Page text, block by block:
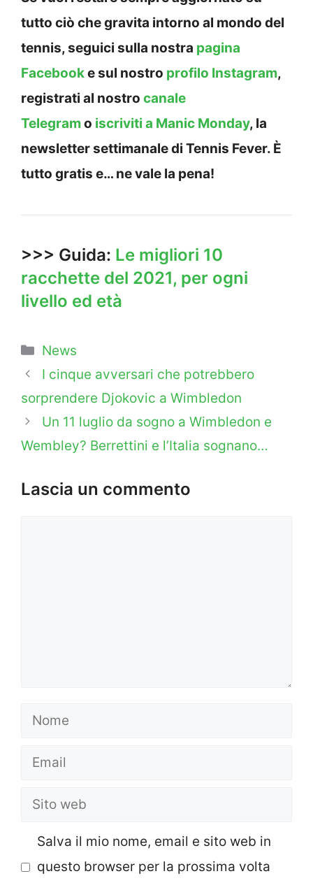
tutto ciò che gravita intorno al mondo del
tennis, seguici sulla nostra pagina
Facebooke sul nostro profilo Instagram,
registrati al nostro canale
Telegramo iscriviti a Manic Monday, la
newsletter settimanale di Tennis Fever. È
tutto gratis e… ne vale la pena!
>>> Guida: Le migliori 10
racchette del 2021, per ogni
livello ed età
Categorie
News
I cinque avversari che potrebbero
sorprendere Djokovic a Wimbledon
Un 11 luglio da sogno a Wimbledon e
Wembley? Berrettini e l’Italia sognano…
Lascia un commento
Nome
Email
Sito
Salva il mio nome, email e sito web in
questo browser per la prossima volta